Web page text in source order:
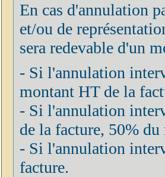
En cas d'annulation
et/ou de
sera redevable d'un
- Si l'annulation
montant HT de la
- Si l'annulation
de la facture, 50%
- Si l'annulation
facture.